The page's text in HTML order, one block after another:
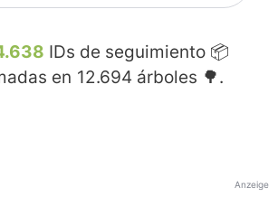
IDs de seguimiento 📦
en 12.694 árboles 🌳.
Anzeige